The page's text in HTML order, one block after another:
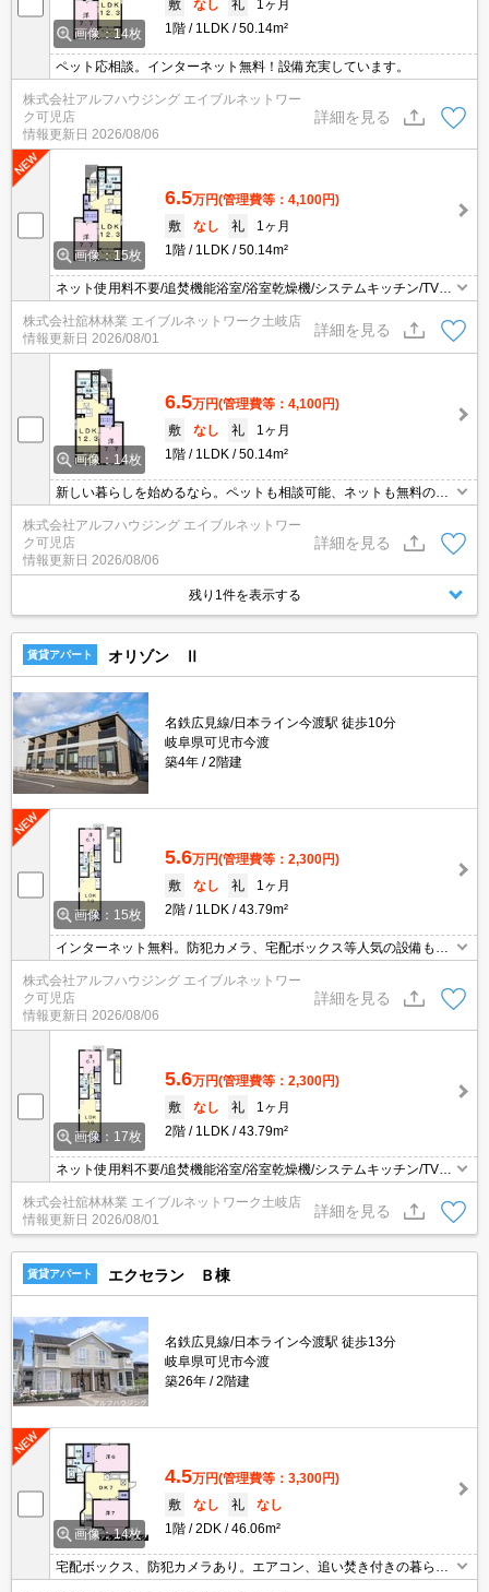
画像：14枚
敷 なし 礼
1ヶ月
1階
1LDK 50.14m²
ペット応相談。インターネット無料！設備充実しています。
株式会社アルフハウジング エイブルネットワー
ク可児店
情報更新日 2026/08/06
詳細を見る
画像：15枚
6.5万円(管理費等：4,100円)
敷
なし 礼
1ヶ月
1階
1LDK 50.14m²
ネット使用料不要/追焚機能浴室/浴室乾燥機/システムキッチン/TVイ
ンターホン/宅配ボックス/防犯カメラ/バストイレ別/エアコン2台/ペ
ット相談/照明付き/浴室1坪以上/シャワー付洗面台/温水洗浄便座/IH
ヒーター/ダブルロックキー/物置/シューズボックス/24時間換気/複層
ガラス/専用ゴミ置き場/室内物干し/角住戸
株式会社舘林林業 エイブルネットワーク土岐店
情報更新日 2026/08/01
詳細を見る
画像：14枚
6.5万円(管理費等：4,100円)
敷
なし 礼
1ヶ月
1階
1LDK 50.14m²
新しい暮らしを始めるなら。ペットも相談可能、ネットも無料の1L
DKです。
株式会社アルフハウジング エイブルネットワー
ク可児店
情報更新日 2026/08/06
詳細を見る
残り1件を表示する
賃貸アパート オリゾン Ⅱ
名鉄広見線/日本ライン今渡駅 徒歩10分
岐阜県可児市今渡
築4年
2階建
画像：15枚
5.6万円(管理費等：2,300円)
敷
なし 礼
1ヶ月
2階
1LDK 43.79m²
インターネット無料。防犯カメラ、宅配ボックス等人気の設備も充
実。
株式会社アルフハウジング エイブルネットワー
ク可児店
情報更新日 2026/08/06
詳細を見る
画像：17枚
5.6万円(管理費等：2,300円)
敷
なし 礼
1ヶ月
2階
1LDK 43.79m²
ネット使用料不要/追焚機能浴室/浴室乾燥機/システムキッチン/TVイ
ンターホン/宅配ボックス/防犯カメラ/エアコン2台/照明付き/シャワ
ー付洗面台/温水洗浄便座/ガスコンロ2口以上/ダブルロックキー/シ
ューズボックス/24時間換気/複層ガラス/バルコニー/室内物干し/角住
戸/クロゼット/洗濯機置場（室内）/洗面所独立
株式会社舘林林業 エイブルネットワーク土岐店
情報更新日 2026/08/01
詳細を見る
賃貸アパート エクセラン Ｂ棟
名鉄広見線/日本ライン今渡駅 徒歩13分
岐阜県可児市今渡
築26年
2階建
画像：14枚
4.5万円(管理費等：3,300円)
敷
なし 礼
なし
1階
2DK 46.06m²
宅配ボックス、防犯カメラあり。エアコン、追い焚き付きの暮ら
し。